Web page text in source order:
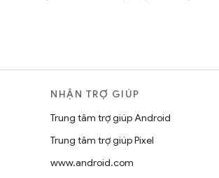
NHẬN TRỢ GIÚP
Trung tâm trợ giúp Android
Trung tâm trợ giúp Pixel
www.android.com